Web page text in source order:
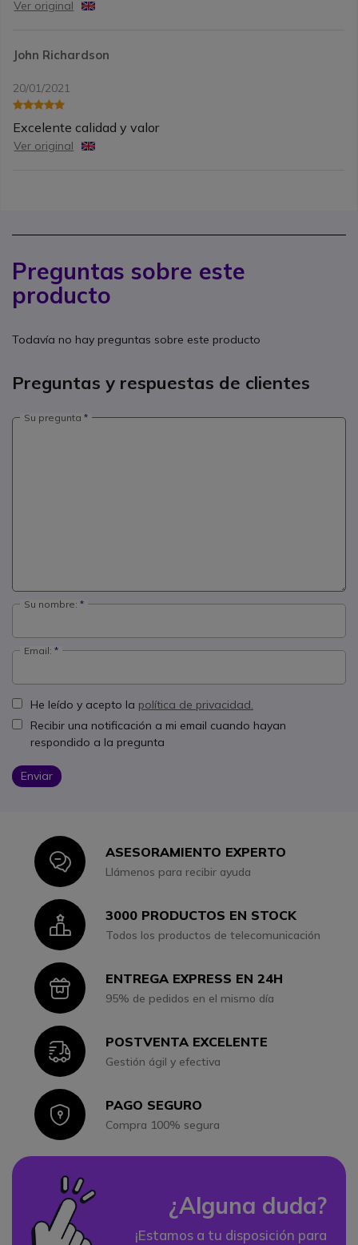
Ver original
John Richardson
20/01/2021
Excelente calidad y valor
Ver original
Preguntas sobre este
producto
Todavía no hay preguntas sobre este producto
Preguntas y respuestas de clientes
Su pregunta
Su nombre:
Email:
He leído y acepto la política de privacidad.
Recibir una notificación a mi email cuando hayan
respondido a la pregunta
Enviar
IconASESORAMIENTO EXPERTO
Llámenos para recibir ayuda
Icon3000 PRODUCTOS EN STOCK
Todos los productos de telecomunicación
IconENTREGA EXPRESS EN 24H
95% de pedidos en el mismo día
IconPOSTVENTA EXCELENTE
Gestión ágil y efectiva
IconPAGO SEGURO
Compra 100% segura
¿Alguna duda?
¡Estamos a tu disposición para